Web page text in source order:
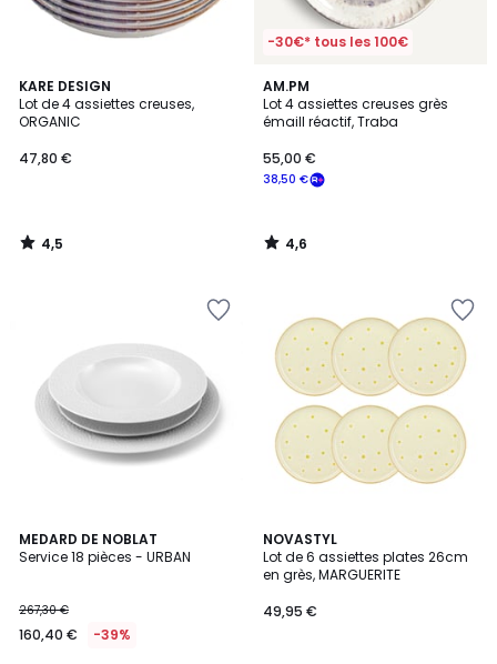
KARE DESIGN
Lot de 4 assiettes creuses,
ORGANIC
47,80 €
4,5
/ 5
4,5
/
-30€* tous les 100€
AM.PM
Lot 4 assiettes creuses grès
émaill réactif, Traba
38,50 €
55,00 €
4,6
/ 5
4,6
/
MEDARD DE NOBLAT
Service 18 pièces - URBAN
267,30 €
160,40 € -39%
5
/
NOVASTYL
Lot de 6 assiettes plates 26cm
en grès, MARGUERITE
49,95 €